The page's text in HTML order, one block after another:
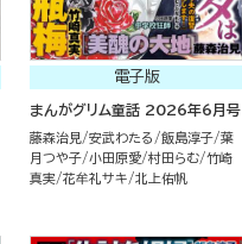
電子版
まんがグリム童話 2026年6月号
藤森治見 安武わたる 飯島淳子 葉
月つや子 小田原愛 村田らむ 竹崎
真実 花牟礼サキ 北上佑帆